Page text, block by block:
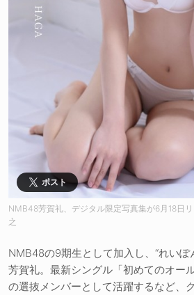
ポスト
NMB48芳賀礼、デジタル限定写真集が6月18日
之
NMB48の9期生として加入し、“れいぽ
芳賀礼。最新シングル「初めてのオー
の選抜メンバーとして活躍するなど、